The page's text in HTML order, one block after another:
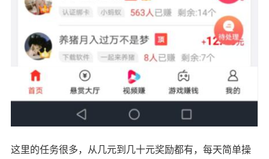
这里的任务很多，从几元到几十元奖励都有，每天简单操